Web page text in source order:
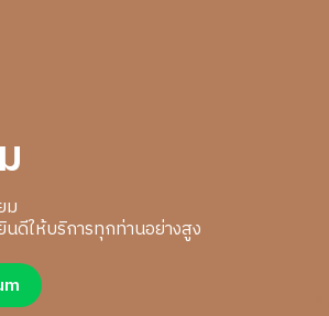
ม
ดีให้บริการทุกท่านอย่างสูง